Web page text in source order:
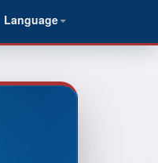
Language